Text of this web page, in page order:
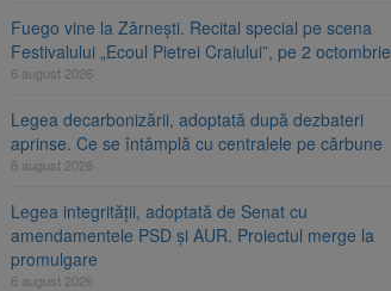
Fuego vine la Zărnești. Recital special pe scena
Festivalului „Ecoul Pietrei Craiului”, pe 2 octombrie
6 august 2026
Legea decarbonizării, adoptată după dezbateri
aprinse. Ce se întâmplă cu centralele pe cărbune
6 august 2026
Legea integrității, adoptată de Senat cu
amendamentele PSD și AUR. Proiectul merge la
promulgare
6 august 2026